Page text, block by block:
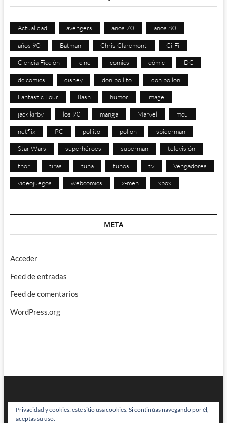
Actualidad avengers años 70 años 80
años 90 Batman Chris Claremont Ci-Fi
Ciencia Ficción cine comics cómic DC
dc comics disney don pollito don pollon
Fantastic Four flash humor image
jack kirby los 90 manga Marvel mcu
netflix PC pollito pollon spiderman
Star Wars superhéroes superman televisión
thor tiras tuna tunos tv Vengadores
videojuegos webcomics x-men xbox
META
Acceder
Feed de entradas
Feed de comentarios
WordPress.org
Privacidad y cookies: este sitio usa cookies. Si continúas navegando por él,
aceptas su uso.